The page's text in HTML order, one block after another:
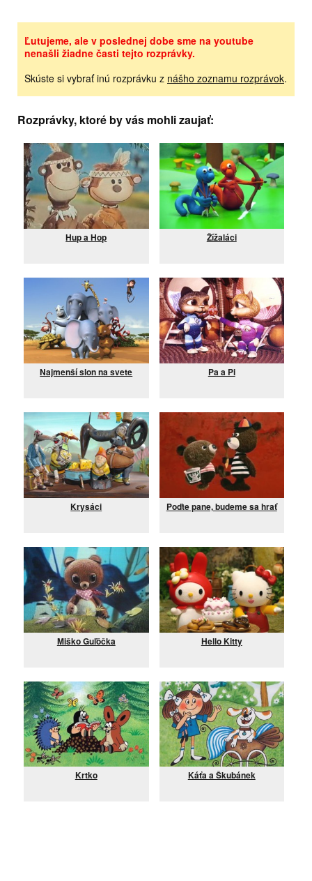
Ľutujeme, ale v poslednej dobe sme na youtube
nenašli žiadne časti tejto rozprávky.
Skúste si vybrať inú rozprávku z nášho zoznamu rozprávok.
Rozprávky, ktoré by vás mohli zaujať:
Hup a Hop Žížaláci
Najmenší slon na svete Pa a Pi
Krysáci Poďte pane, budeme sa hrať
Miško Guľôčka Hello Kitty
Krtko Káťa a Škubánek